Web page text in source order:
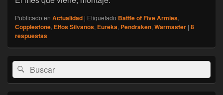
Publicado en Actualidad | Etiquetado Battle of Five Armies,
Copplestone, Elfos Silvanos, Eureka, Pendraken, Warmaster | 8
respuestas
área
de
widget
Buscar
por:
Buscar